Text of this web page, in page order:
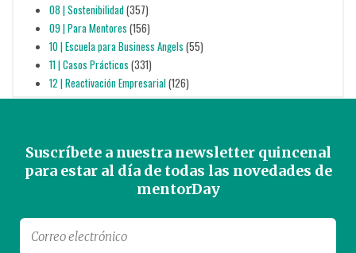
08 | Sostenibilidad(357)
09 | Para Mentores (156)
10 | Escuela para Business Angels (55)
11 | Casos Prácticos (331)
12 | Reactivación Empresarial(126)
Suscríbete a nuestra newsletter quincenal
para estar al día de todas las novedades de
mentorDay